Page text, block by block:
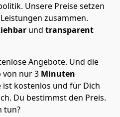
Unsere Preise setzen
zusammen.
und transparent
Angebote. Und die
von nur3 Minuten
kostenlos und für Dich
Du bestimmst den Preis.
tun?